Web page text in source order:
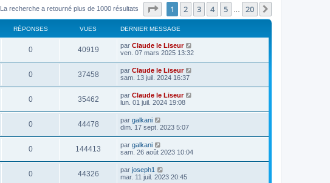
La recherche a retourné plus de 1000 résultats Page sur20
1 2 3 4 5 20
RÉPONSES VUES DERNIER MESSAGE
0 40919 par Claude le Liseur
ven. 07 mars 2025 13:32
0 37458 par Claude le Liseur
sam. 13 juil. 2024 16:37
0 35462 par Claude le Liseur
lun. 01 juil. 2024 19:08
0 44478 par galkani
dim. 17 sept. 2023 5:07
0 144413 par galkani
sam. 26 août 2023 10:04
0 44326 par joseph1
mar. 11 juil. 2023 20:45